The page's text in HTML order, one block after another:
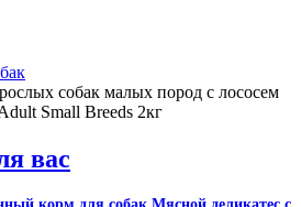
собак малых пород с лососем
Small Breeds 2кг
вас